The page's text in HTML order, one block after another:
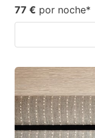
77 € por noche*